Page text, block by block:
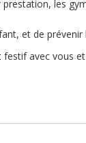
les
et de
avec vous